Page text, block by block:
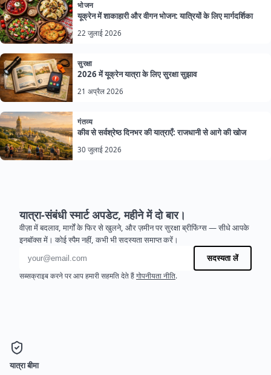
भोजन
यूक्रेन में शाकाहारी और वीगन भोजन: यात्रियों के लिए मार्गदर्शिका
22 जुलाई 2026
सुरक्षा
2026 में यूक्रेन यात्रा के लिए सुरक्षा सुझाव
21 अप्रैल 2026
गंतव्य
कीव से सर्वश्रेष्ठ दिनभर की यात्राएँ: राजधानी से आगे की खोज
30 जुलाई 2026
यात्रा-संबंधी स्मार्ट अपडेट, महीने में दो बार।
वीज़ा में बदलाव, मार्गों के फिर से खुलने, और ज़मीन पर सुरक्षा ब्रीफिंग्स — सीधे आपके
इनबॉक्स में। कोई स्पैम नहीं, कभी भी सदस्यता समाप्त करें।
ईमेल पता
सदस्यता लें
सब्सक्राइब करने पर आप हमारी सहमति देते हैं गोपनीयता नीति.
यात्रा बीमा